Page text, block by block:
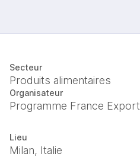
Secteur
Produits alimentaires
Organisateur
Programme France Export
Lieu
Milan, Italie